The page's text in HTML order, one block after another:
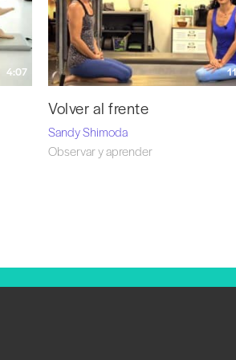
4:07
Volver al frente
Sandy Shimoda
Observar y aprender